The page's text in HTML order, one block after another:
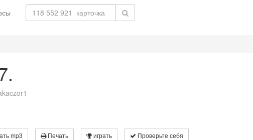
mp3 Печать играть Проверьте себя